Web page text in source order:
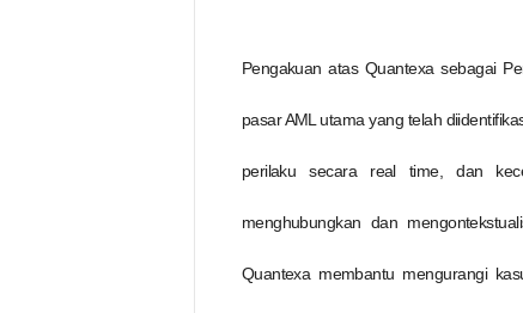
Pengakuan atas Quantexa sebagai
pasar AML utama yang telah
perilaku secara real time, dan
menghubungkan dan
Quantexa membantu mengurangi